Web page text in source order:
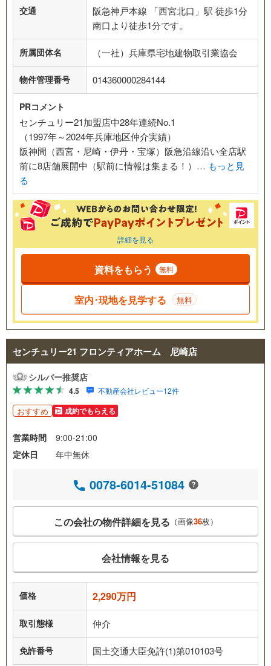
交通
阪急神戸本線 「西宮北口」駅 徒歩1分
南口より徒歩1分です。
所属団体名 （一社）兵庫県宅地建物取引業協会
物件管理番号 014360000284144
PRコメント
センチュリー21加盟店中28年連続No.1
（1997年～2024年兵庫地区仲介実績）
阪神間（西宮・尼崎・伊丹・宝塚）阪急沿線沿い全店駅
前に8店舗展開中（駅前に情報は集まる！）… もっと見
る
詳細を見る
資料をもらう 無料
室内･現地を見学する 無料
センチュリー21 フロンティアホーム 尼崎店
シルバー推奨店
4.5 不動産会社レビュー12件
おすすめ 成約でもらえる
営業時間
9:00-21:00
定休日
年中無休
0078-6014-51084
この会社の物件詳細を見る （画像36枚）
会社情報を見る
価格 2,290万円
取引態様 仲介
免許番号 国土交通大臣免許(1)第010103号